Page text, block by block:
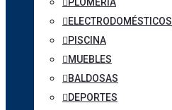
ELECTRODOMÉSTICOS
PISCINA
MUEBLES
BALDOSAS
DEPORTES